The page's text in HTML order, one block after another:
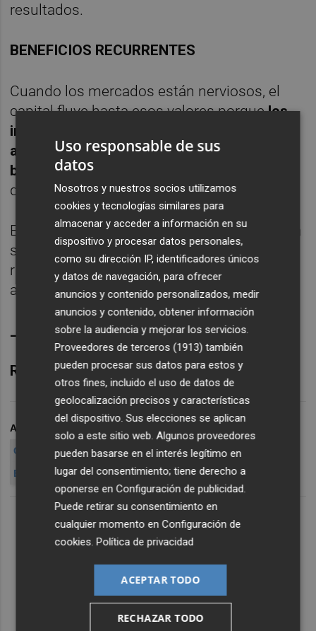
resultados.
BENEFICIOS RECURRENTES
Cuando los mercados están nerviosos, el
capital fluye hasta esos valores porquelos
inversores entienden que, por las razones
anteriormente explicadas, van a tener
beneficios recurrentes
que en empresas fuertemente cíclicas).
En conclusión, tal y como se nos presenta la
situación, estimamos que el escenario más
razonable es que las subidas sigan
adueñándose de Enagás.
______________________________
Rodrigo García es analista de XTB
ARCHIVADO EN
CHAT ENAGÁS
RODRIGO GARCÍA XTB
ENAGÁS
ENAGÁS INTERNACIONALIZACIÓ
Uso responsable de sus
datos
Nosotros y nuestros socios utilizamos
cookies y tecnologías similares para
almacenar y acceder a información en su
dispositivo y procesar datos personales,
como su dirección IP, identificadores únicos
y datos de navegación, para ofrecer
anuncios y contenido personalizados, medir
anuncios y contenido, obtener información
sobre la audiencia y mejorar los servicios.
Proveedores de terceros (1913) también
pueden procesar sus datos para estos y
otros fines, incluido el uso de datos de
geolocalización precisos y características
del dispositivo. Sus elecciones se aplican
solo a este sitio web. Algunos proveedores
pueden basarse en el interés legítimo en
lugar del consentimiento; tiene derecho a
oponerse enConfiguración de publicidad.
Puede retirar su consentimiento en
cualquier momento enConfiguración de
cookies.Política de privacidad
ACEPTAR TODO
RECHAZAR TODO